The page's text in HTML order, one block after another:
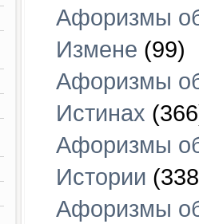
Афоризмы
Измене (99)
Афоризмы
Истинах
Афоризмы
Истории
Афоризмы